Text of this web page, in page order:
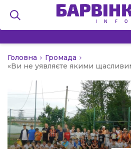
Головна
Громада
«Ви не уявляєте якими